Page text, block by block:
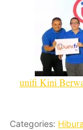
unifi Kini
Categories: